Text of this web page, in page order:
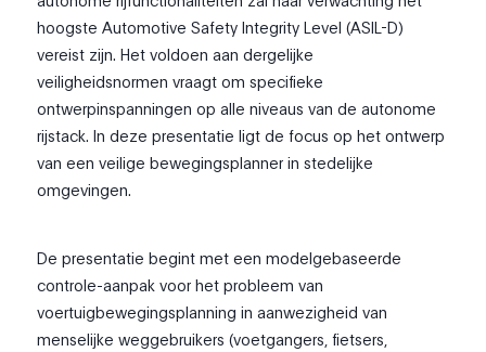
hoogste Automotive Safety Integrity Level (ASIL-D)
vereist zijn. Het voldoen aan dergelijke
veiligheidsnormen vraagt om specifieke
ontwerpinspanningen op alle niveaus van de autonome
rijstack. In deze presentatie ligt de focus op het ontwerp
van een veilige bewegingsplanner in stedelijke
omgevingen.
De presentatie begint met een modelgebaseerde
controle-aanpak voor het probleem van
voertuigbewegingsplanning in aanwezigheid van
menselijke weggebruikers (voetgangers, fietsers,